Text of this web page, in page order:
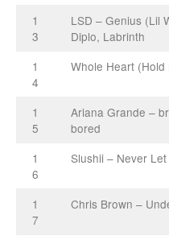
1
3
LSD – Genius (Lil
Diplo, Labrinth
1
4
Whole Heart (Hold
1
5
Ariana Grande –
bored
1
6
Slushii – Never
1
7
Chris Brown –